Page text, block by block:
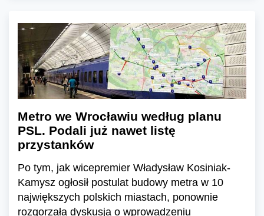
Metro we Wrocławiu według planu
PSL. Podali już nawet listę
przystanków
Po tym, jak wicepremier Władysław Kosiniak-
Kamysz ogłosił postulat budowy metra w 10
największych polskich miastach, ponownie
rozgorzała dyskusja o wprowadzeniu